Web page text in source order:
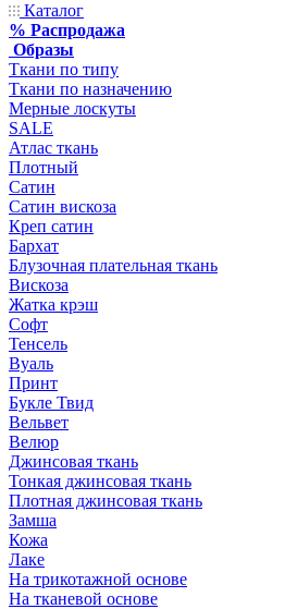
Каталог
% Распродажа
Образы
Ткани по типу
Ткани по назначению
Мерные лоскуты
SALE
Атлас ткань
Плотный
Сатин
Сатин вискоза
Креп сатин
Бархат
Блузочная плательная ткань
Вискоза
Жатка крэш
Софт
Тенсель
Вуаль
Принт
Букле Твид
Вельвет
Велюр
Джинсовая ткань
Тонкая джинсовая ткань
Плотная джинсовая ткань
Замша
Кожа
Лаке
На трикотажной основе
На тканевой основе